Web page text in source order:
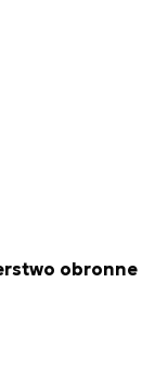
obronne